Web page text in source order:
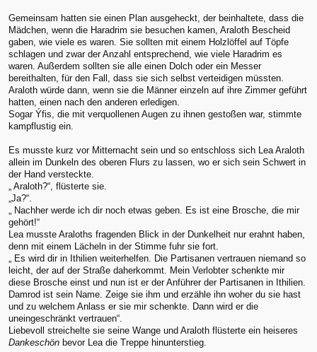
Gemeinsam hatten sie einen Plan ausgeheckt, der beinhaltete, dass die
Mädchen, wenn die Haradrim sie besuchen kamen, Araloth Bescheid
gaben, wie viele es waren. Sie sollten mit einem Holzlöffel auf Töpfe
schlagen und zwar der Anzahl entsprechend, wie viele Haradrim es
waren. Außerdem sollten sie alle einen Dolch oder ein Messer
bereithalten, für den Fall, dass sie sich selbst verteidigen müssten.
Araloth würde dann, wenn sie die Männer einzeln auf ihre Zimmer geführt
hatten, einen nach den anderen erledigen.
Sogar Ýfis, die mit verquollenen Augen zu ihnen gestoßen war, stimmte
kampflustig ein.
Es musste kurz vor Mitternacht sein und so entschloss sich Lea Araloth
allein im Dunkeln des oberen Flurs zu lassen, wo er sich sein Schwert in
der Hand versteckte.
„ Araloth?“, flüsterte sie.
„Ja?“.
„ Nachher werde ich dir noch etwas geben. Es ist eine Brosche, die mir
gehört!“
Lea musste Araloths fragenden Blick in der Dunkelheit nur erahnt haben,
denn mit einem Lächeln in der Stimme fuhr sie fort.
„ Es wird dir in Ithilien weiterhelfen. Die Partisanen vertrauen niemand so
leicht, der auf der Straße daherkommt. Mein Verlobter schenkte mir
diese Brosche einst und nun ist er der Anführer der Partisanen in Ithilien.
Damrod ist sein Name. Zeige sie ihm und erzähle ihn woher du sie hast
und zu welchem Anlass er sie mir schenkte. Dann wird er die
uneingeschränkt vertrauen“.
Liebevoll streichelte sie seine Wange und Araloth flüsterte ein heiseres
Dankeschön bevor Lea die Treppe hinunterstieg.